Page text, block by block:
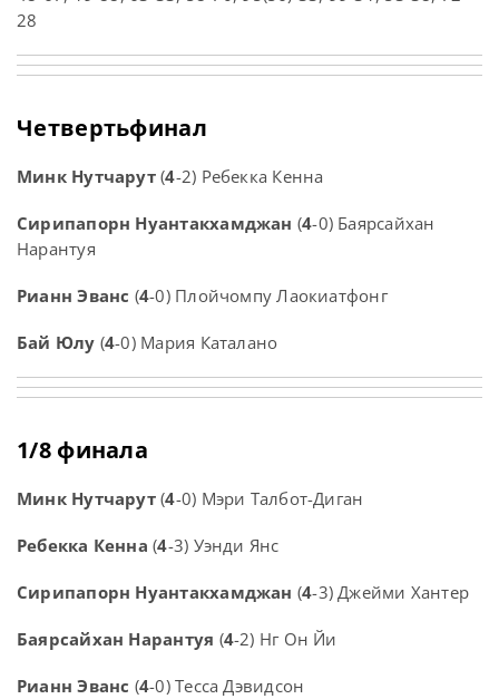
28
Четвертьфинал
Минк Нутчарут(4-2) Ребекка Кенна
Сирипапорн Нуантакхамджан (4-0) Баярсайхан
Нарантуя
Рианн Эванс (4-0) Плойчомпу Лаокиатфонг
Бай Юлу (4-0) Мария Каталано
1/8 финала
Минк Нутчарут(4-0) Мэри Талбот-Диган
Ребекка Кенна (4-3) Уэнди Янс
Сирипапорн Нуантакхамджан (4-3) Джейми Хантер
Баярсайхан Нарантуя (4-2) Нг Он Йи
Рианн Эванс (4-0) Тесса Дэвидсон